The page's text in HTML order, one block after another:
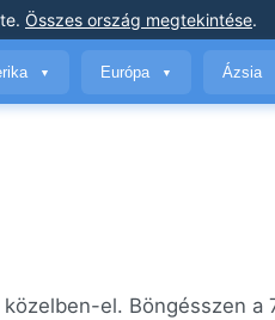
. Összes ország megtekintése.
▼ Európa ▼ Ázsia
el. Böngésszen a